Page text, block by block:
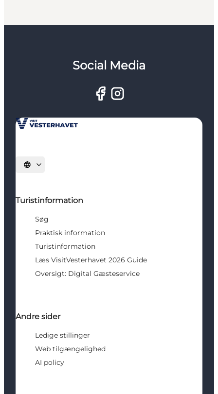
Social Media
Vælg sprog
Turistinformation
Søg
Praktisk information
Turistinformation
Læs VisitVesterhavet 2026 Guide
Oversigt: Digital Gæsteservice
Andre sider
Ledige stillinger
Web tilgængelighed
AI policy